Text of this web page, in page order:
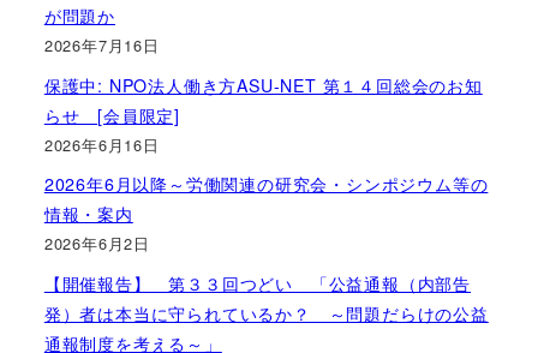
が問題か
2026年7月16日
保護中: NPO法人働き方ASU-NET 第１４回総会のお知
らせ [会員限定]
2026年6月16日
2026年6月以降～労働関連の研究会・シンポジウム等の
情報・案内
2026年6月2日
【開催報告】 第３３回つどい 「公益通報（内部告
発）者は本当に守られているか？ ～問題だらけの公益
通報制度を考える～」